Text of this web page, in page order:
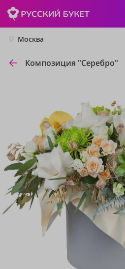
Москва
Композиция "Серебро"